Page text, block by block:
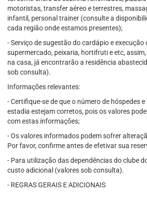
motoristas, transfer aéreo e terrestres,
infantil, personal trainer (consulte a
cada região onde estamos presentes);
- Serviço de sugestão do cardápio e execução
supermercado, peixaria, hortifruti e etc,
na casa, já encontrarão a residência
sob consulta).
Informações relevantes:
- Certifique-se de que o número de hóspedes
estadia estejam corretos, pois os valores
com estas informações;
- Os valores informados podem sofrer
Por favor, confirme antes de efetivar sua
- Para utilização das dependências do clube
custo adicional (valores sob consulta).
- REGRAS GERAIS E ADICIONAIS